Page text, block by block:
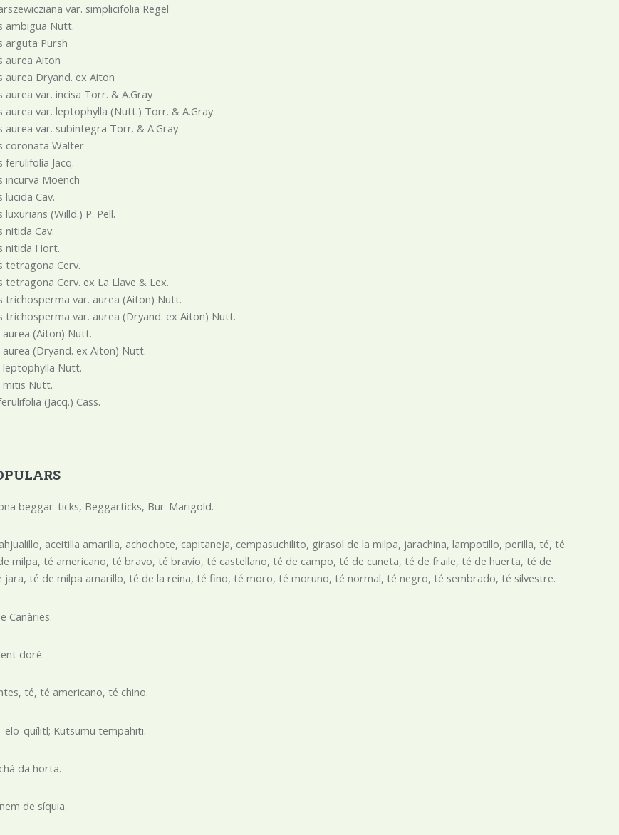
var. simplicifolia Regel
ambigua Nutt.
arguta Pursh
aurea Aiton
aurea Dryand. ex Aiton
aurea var. incisa Torr. & A.Gray
aurea var. leptophylla (Nutt.) Torr. & A.Gray
aurea var. subintegra Torr. & A.Gray
coronata Walter
ferulifolia Jacq.
incurva Moench
lucida Cav.
luxurians (Willd.) P. Pell.
nitida Cav.
nitida Hort.
tetragona Cerv.
tetragona Cerv. ex La Llave & Lex.
trichosperma var. aurea (Aiton) Nutt.
trichosperma var. aurea (Dryand. ex Aiton) Nutt.
(Aiton) Nutt.
(Dryand. ex Aiton) Nutt.
Nutt.
Nutt.
(Jacq.) Cass.
beggar-ticks, Beggarticks, Bur-Marigold.
aceitilla amarilla, achochote, capitaneja, cempasuchilito, girasol de la milpa, jarachina, lampotillo, perilla, té, té
milpa, té americano, té bravo, té bravío, té castellano, té de campo, té de cuneta, té de fraile, té de huerta, té de
jara, té de milpa amarillo, té de la reina, té fino, té moro, té moruno, té normal, té negro, té sembrado, té silvestre.
Canàries.
doré.
té, té americano, té chino.
elo-quílitl; Kutsumu tempahiti.
chá da horta.
de síquia.